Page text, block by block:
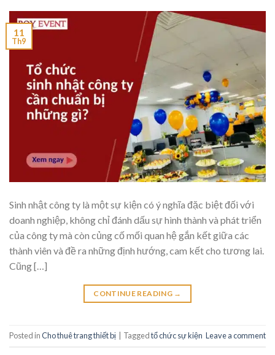
11
Th9
Sinh nhật công ty là một sự kiện có ý nghĩa đặc biệt đối với
doanh nghiệp, không chỉ đánh dấu sự hình thành và phát triển
của công ty mà còn củng cố mối quan hệ gắn kết giữa các
thành viên và đề ra những định hướng, cam kết cho tương lai.
Cũng […]
CONTINUE READING →
Posted inCho thuê trang thiết bị Taggedtổ chức sự kiện Leave a comment